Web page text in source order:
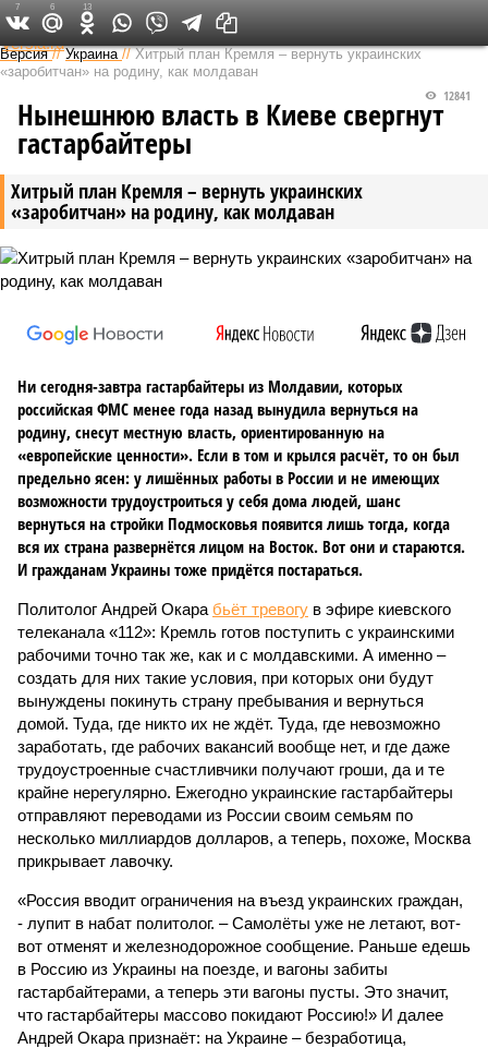
Федеральный выпуск
Версия //Украина //Хитрый план Кремля – вернуть украинских
«заробитчан» на родину, как молдаван
Хитрый план Кремля – вернуть украинских
«заробитчан» на родину, как молдаван
12841
Нынешнюю власть в Киеве свергнут
гастарбайтеры
Ни сегодня-завтра гастарбайтеры из Молдавии, которых
российская ФМС менее года назад вынудила вернуться на
родину, снесут местную власть, ориентированную на
«европейские ценности». Если в том и крылся расчёт, то он был
предельно ясен: у лишённых работы в России и не имеющих
возможности трудоустроиться у себя дома людей, шанс
вернуться на стройки Подмосковья появится лишь тогда, когда
вся их страна развернётся лицом на Восток. Вот они и стараются.
И гражданам Украины тоже придётся постараться.
Политолог Андрей Окара бьёт тревогу в эфире киевского
телеканала «112»: Кремль готов поступить с украинскими
рабочими точно так же, как и с молдавскими. А именно –
создать для них такие условия, при которых они будут
вынуждены покинуть страну пребывания и вернуться
домой. Туда, где никто их не ждёт. Туда, где невозможно
заработать, где рабочих вакансий вообще нет, и где даже
трудоустроенные счастливчики получают гроши, да и те
крайне нерегулярно. Ежегодно украинские гастарбайтеры
отправляют переводами из России своим семьям по
несколько миллиардов долларов, а теперь, похоже, Москва
прикрывает лавочку.
«Россия вводит ограничения на въезд украинских граждан,
- лупит в набат политолог. – Самолёты уже не летают, вот-
вот отменят и железнодорожное сообщение. Раньше едешь
в Россию из Украины на поезде, и вагоны забиты
гастарбайтерами, а теперь эти вагоны пусты. Это значит,
что гастарбайтеры массово покидают Россию!» И далее
Андрей Окара признаёт: на Украине – безработица,
7 6 13